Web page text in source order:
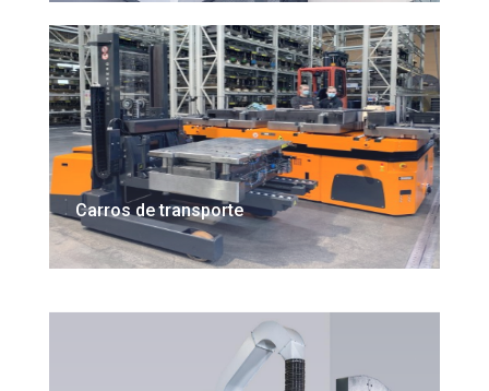
Carros de transporte